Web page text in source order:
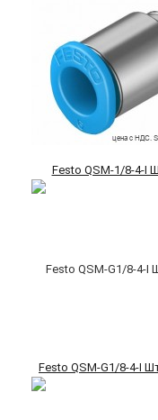
Festo QSM-1/8-4-I
Festo QSM-G1/8-4-I